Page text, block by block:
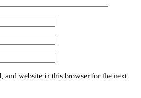
and website in this browser for the next